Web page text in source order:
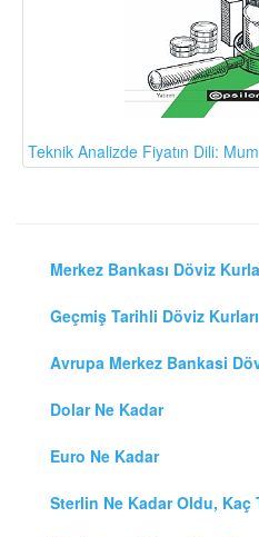
Teknik Analizde Fiyatın Dili:
Merkez Bankası Döviz
Geçmiş Tarihli Döviz Kurları
Avrupa Merkez Bankasi
Dolar Ne Kadar
Euro Ne Kadar
Sterlin Ne Kadar Oldu, Kaç